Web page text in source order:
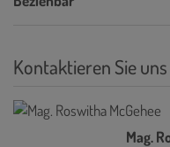
Kontaktieren Sie uns
Mag.